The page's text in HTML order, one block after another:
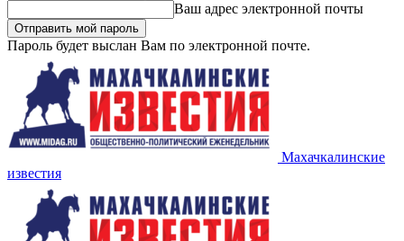
Ваш адрес электронной почты
Пароль будет выслан Вам по электронной почте.
Махачкалинские
известия